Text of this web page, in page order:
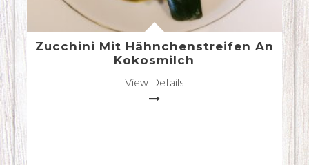
Zucchini Mit Hähnchenstreifen An
Kokosmilch
View Details